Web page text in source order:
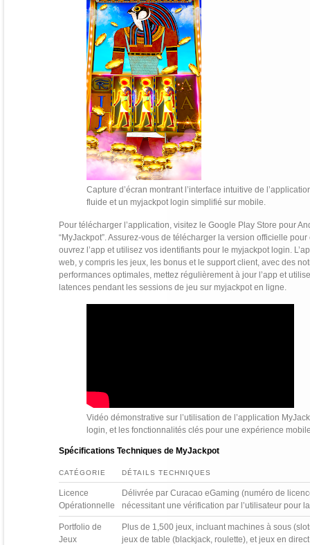
Capture d’écran montrant l’interface intuitive de
fluide et un myjackpot login simplifié sur mobile.
Pour télécharger l’application, visitez le Google Play Store pour
“MyJackpot”. Assurez-vous de télécharger la version officielle
ouvrez l’app et utilisez vos identifiants pour le myjackpot login.
web, y compris les jeux, les bonus et le support client, avec des
performances optimales, mettez régulièrement à jour l’app et
latences pendant les sessions de jeu sur myjackpot en ligne.
Vidéo démonstrative sur l’utilisation de l’application
login, et les fonctionnalités clés pour une expérience
Spécifications Techniques de MyJackpot
CATÉGORIE DÉTAILS TECHNIQUES
Licence
Opérationnelle
Délivrée par Curacao eGaming (numéro de
nécessitant une vérification par l’utilisateur pour
Portfolio de
Jeux
Plus de 1,500 jeux, incluant machines à sous
jeux de table (blackjack, roulette), et jeux en